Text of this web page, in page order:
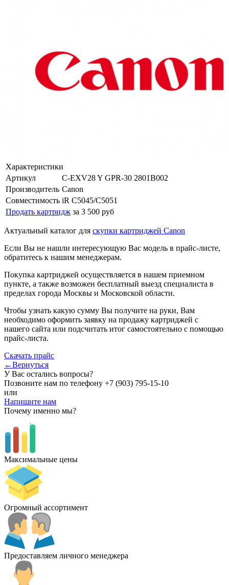
Характеристики
Артикул
C-EXV28 Y GPR-30 2801B002
Производитель Canon
Совместимость iR C5045/C5051
Продать картридж за 3 500 руб
Актуальный каталог для скупки картриджей Canon
Если Вы не нашли интересующую Вас модель в прайс-листе,
обратитесь к нашим менеджерам.
Покупка картриджей осуществляется в нашем приемном
пункте, а также возможен бесплатный выезд специалиста в
пределах города Москвы и Московской области.
Чтобы узнать какую сумму Вы получите на руки, Вам
необходимо оформить заявку на продажу картриджей с
нашего сайта или подсчитать итог самостоятельно с помощью
прайс-листа.
Скачать прайс
←Вернуться
У Вас остались вопросы?
Позвоните нам по телефону +7 (903) 795-15-10
или
Напишите нам
Почему именно мы?
Максимальные цены
Огромный ассортимент
Предоставляем личного менеджера